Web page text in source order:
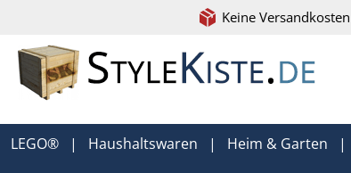
Keine
LEGO® | Haushaltswaren | Heim & Garten |